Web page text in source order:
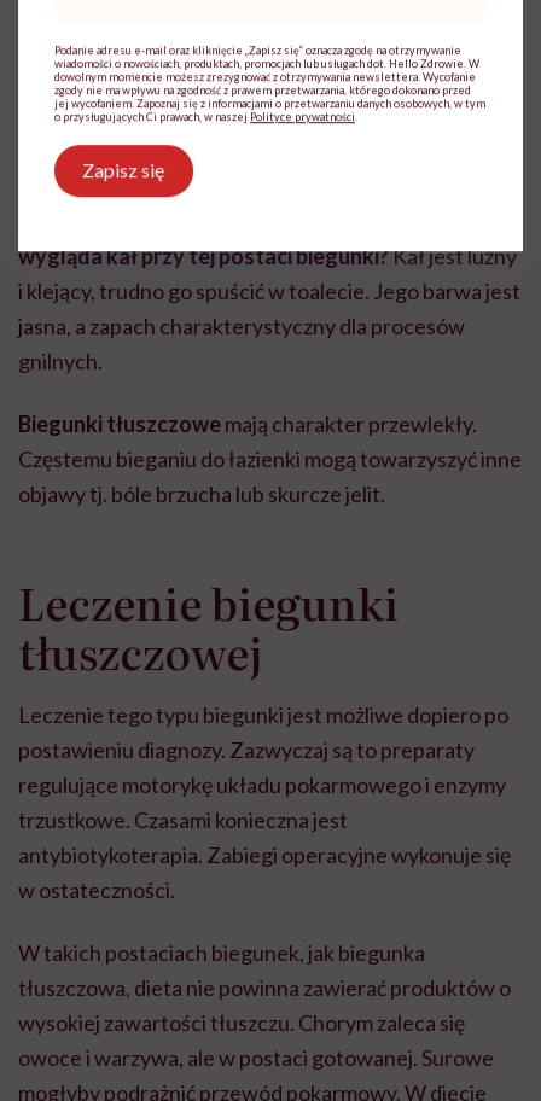
jak rozpoznać ten typ
biegunki?
Jeśli oddawane stolce są luźne, mają brzydki zapach, a
częste bieganie do toalety trwa już ponad cztery
wygląda kał przy tej postaci biegunki?Kał jest luźny
i klejący, trudno go spuścić w toalecie. Jego barwa jest
jasna, a zapach charakterystyczny dla procesów
gnilnych.
Biegunki tłuszczowemają charakter przewlekły.
Częstemu bieganiu do łazienki mogą towarzyszyć inne
objawy tj. bóle brzucha lub skurcze jelit.
Leczenie biegunki
tłuszczowej
Leczenie tego typu biegunki jest możliwe dopiero po
postawieniu diagnozy. Zazwyczaj są to preparaty
regulujące motorykę układu pokarmowego i enzymy
trzustkowe. Czasami konieczna jest
antybiotykoterapia. Zabiegi operacyjne wykonuje się
w ostateczności.
W takich postaciach biegunek, jak biegunka
tłuszczowa, dieta nie powinna zawierać produktów o
wysokiej zawartości tłuszczu. Chorym zaleca się
owoce i warzywa, ale w postaci gotowanej. Surowe
mogłyby podrażnić przewód pokarmowy. W diecie
Podanie adresu e-mail oraz kliknięcie „Zapisz się” oznacza zgodę na otrzymywanie
wiadomości o nowościach, produktach, promocjach lub usługach dot. Hello Zdrowie. W
dowolnym momencie możesz zrezygnować z otrzymywania newslettera. Wycofanie
zgody nie ma wpływu na zgodność z prawem przetwarzania, którego dokonano przed
jej wycofaniem. Zapoznaj się z informacjami o przetwarzaniu danych osobowych, w tym
o przysługujących Ci prawach, w naszej Polityce prywatności
Zapisz się